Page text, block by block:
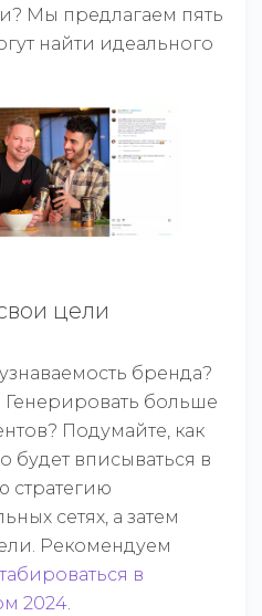
Мы предлагаем пять
найти идеального
цели
бренда?
больше
Подумайте, как
будет вписываться в
стратегию
сетях, а затем
Рекомендуем
в
2024.